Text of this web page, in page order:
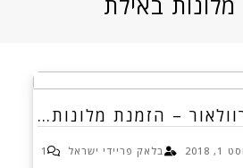
– הזמנת מלונות…
2018 בלאק פריידי ישראל 1